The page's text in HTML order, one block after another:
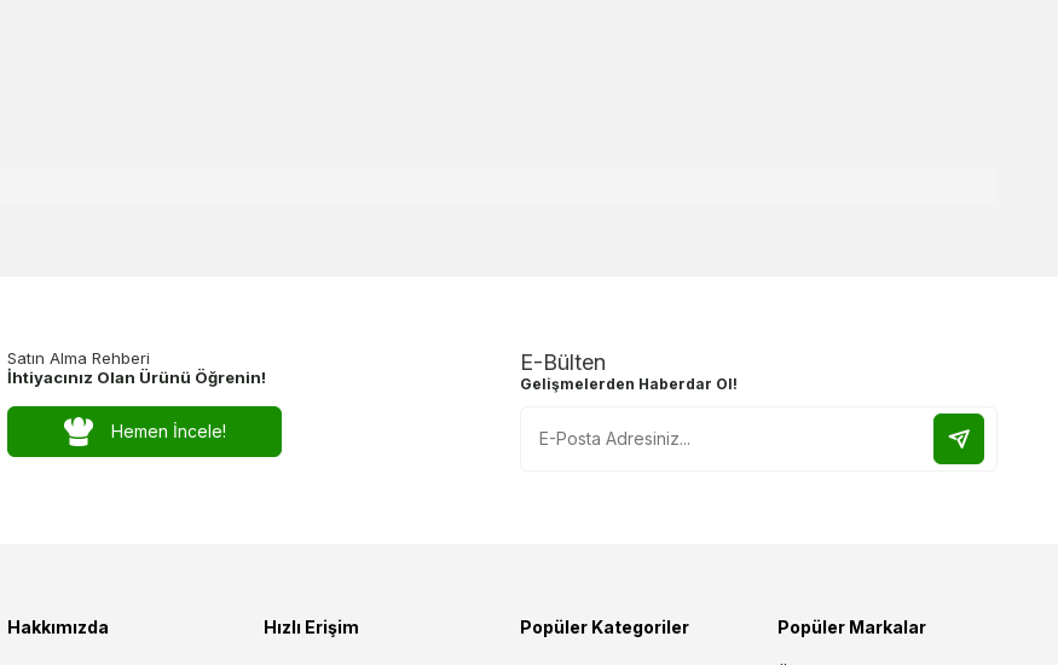
Satın Alma Rehberi
İhtiyacınız Olan Ürünü Öğrenin!
Hemen İncele!
E-Bülten
Gelişmelerden Haberdar Ol!
Hakkımızda Hızlı Erişim Popüler Kategoriler Popüler Markalar